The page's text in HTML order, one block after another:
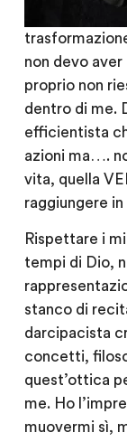
non devo
proprio non
dentro di me.
efficientista
azioni ma….
vita, quella
raggiungere
Rispettare i
tempi di Dio,
stanco di
darcipacista
concetti,
quest’ottica
me. Ho
muovermi sì,